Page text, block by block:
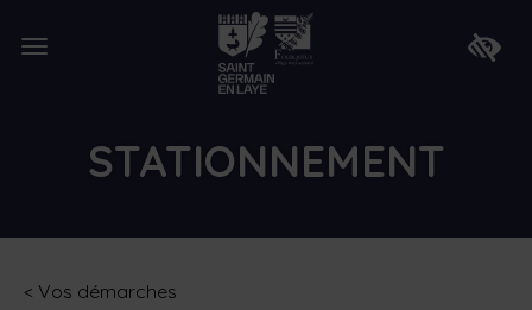
Ouvrir
Lien
de
retour
à
la
Faire
STATIONNEMENT
< Vos démarches